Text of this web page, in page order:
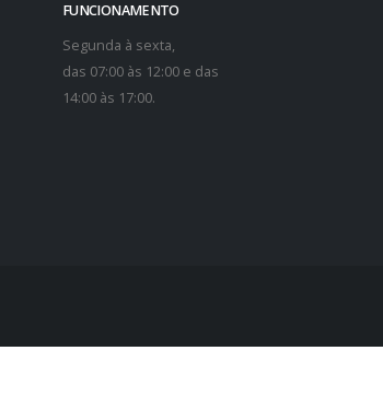
FUNCIONAMENTO
Segunda à sexta,
das 07:00 às 12:00 e das
14:00 às 17:00.